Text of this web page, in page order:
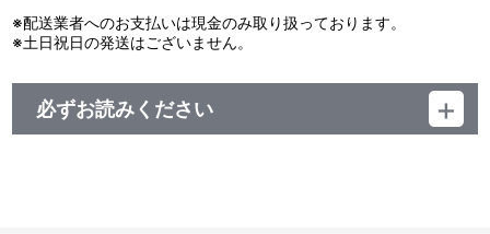
ｓｔ－
26：げんしけん２：：アンジェラ＆スー
28：げんしけん２：：げんしけん２のテーマ －よこしま－
29：げんしけん２：：ＢＬげんしけん Ｐｕｉｓ－ｊｅ ｖｉｓｉ
ｔｅｒ ｌａ ｃｈａｍｂｒｅ －部屋を見せてもらえますか－
※配送業者へのお支払いは現金のみ取り扱っております。
※土日祝日の発送はございません。
必ずお読みください